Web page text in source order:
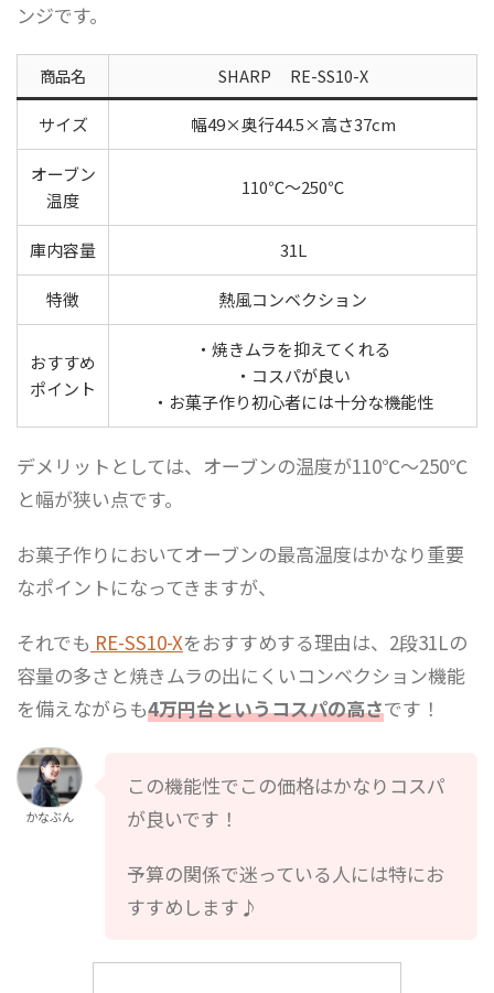
ンジです。
商品名 SHARP RE-SS10-X
サイズ 幅49×奥行44.5×高さ37cm
オーブン
温度
110℃～250℃
庫内容量 31L
特徴 熱風コンベクション
おすすめ
ポイント
・焼きムラを抑えてくれる
・コスパが良い
・お菓子作り初心者には十分な機能性
デメリットとしては、オーブンの温度が110℃～250℃
と幅が狭い点です。
お菓子作りにおいてオーブンの最高温度はかなり重要
なポイントになってきますが、
それでも RE-SS10-Xをおすすめする理由は、2段31Lの
容量の多さと焼きムラの出にくいコンベクション機能
を備えながらも4万円台というコスパの高さです！
かなぶん
この機能性でこの価格はかなりコスパ
が良いです！
予算の関係で迷っている人には特にお
すすめします♪